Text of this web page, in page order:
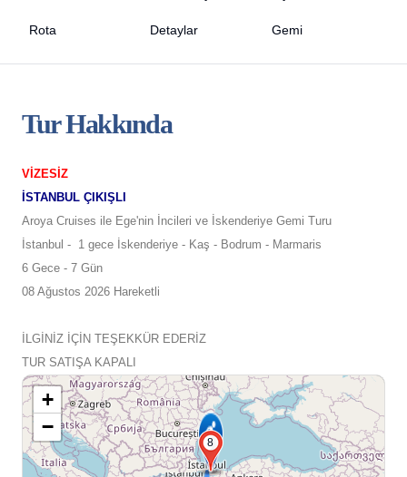
Rota Detaylar Gemi
Tur Hakkında
VİZESİZ
İSTANBUL ÇIKIŞLI
Aroya Cruises ile Ege'nin İncileri ve İskenderiye Gemi Turu
İstanbul - 1 gece İskenderiye - Kaş - Bodrum - Marmaris
6 Gece - 7 Gün
08 Ağustos 2026 Hareketli
İLGİNİZ İÇİN TEŞEKKÜR EDERİZ
TUR SATIŞA KAPALI
8
+
−